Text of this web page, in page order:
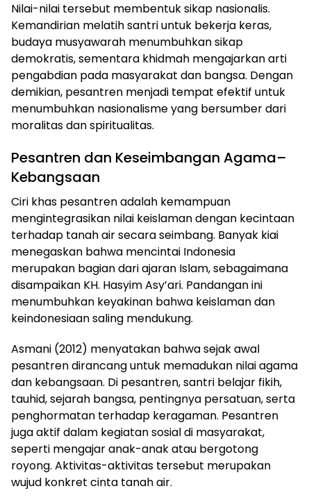
Nilai-nilai tersebut membentuk sikap nasionalis.
Kemandirian melatih santri untuk bekerja keras,
budaya musyawarah menumbuhkan sikap
demokratis, sementara khidmah mengajarkan arti
pengabdian pada masyarakat dan bangsa. Dengan
demikian, pesantren menjadi tempat efektif untuk
menumbuhkan nasionalisme yang bersumber dari
moralitas dan spiritualitas.
Pesantren dan Keseimbangan Agama–
Kebangsaan
Ciri khas pesantren adalah kemampuan
mengintegrasikan nilai keislaman dengan kecintaan
terhadap tanah air secara seimbang. Banyak kiai
menegaskan bahwa mencintai Indonesia
merupakan bagian dari ajaran Islam, sebagaimana
disampaikan KH. Hasyim Asy’ari. Pandangan ini
menumbuhkan keyakinan bahwa keislaman dan
keindonesiaan saling mendukung.
Asmani (2012) menyatakan bahwa sejak awal
pesantren dirancang untuk memadukan nilai agama
dan kebangsaan. Di pesantren, santri belajar fikih,
tauhid, sejarah bangsa, pentingnya persatuan, serta
penghormatan terhadap keragaman. Pesantren
juga aktif dalam kegiatan sosial di masyarakat,
seperti mengajar anak-anak atau bergotong
royong. Aktivitas-aktivitas tersebut merupakan
wujud konkret cinta tanah air.